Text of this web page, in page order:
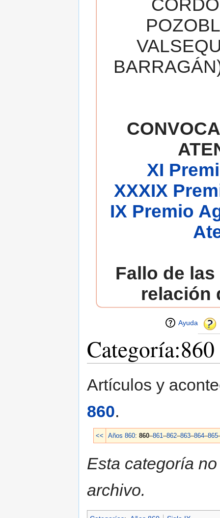
XI
XXXIX
IX Premio
Fallo de
relación
Ayuda
Categoría:860
Artículos y
860.
<< Años 860:860–861–862–863–864–865
Esta categoría
archivo.